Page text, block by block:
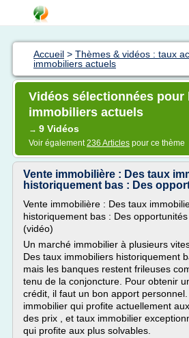
Accueil > Thèmes & vidéos : taux
immobiliers actuels
Vidéos sélectionnées pour
immobiliers actuels
→ 9 Vidéos
Voir également236 Articles pour ce thème
Vente immobilière : Des taux
historiquement bas : Des
Vente immobilière : Des taux
historiquement bas : Des
(vidéo)
Un marché immobilier à plusieurs
Des taux immobiliers historiquement
mais les banques restent frileuses
tenu de la conjoncture. Pour obtenir
crédit, il faut un bon apport
immobilier qui profite actuellement
des prix , et taux immobilier
qui profite aux plus solvables.